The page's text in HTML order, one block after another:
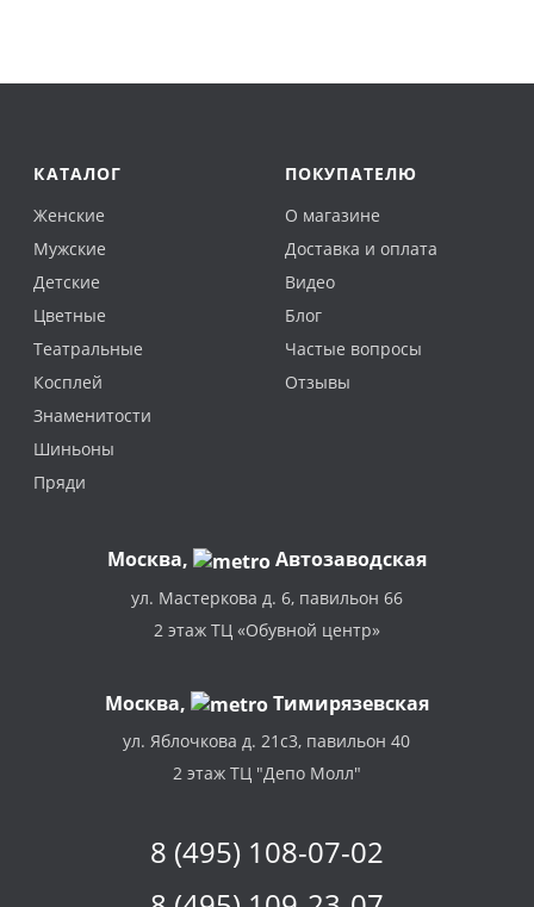
КАТАЛОГ
Женские
Мужские
Детские
Цветные
Театральные
Косплей
Знаменитости
Шиньоны
Пряди
ПОКУПАТЕЛЮ
О магазине
Доставка и оплата
Видео
Блог
Частые вопросы
Отзывы
Москва, Автозаводская
ул. Мастеркова д. 6, павильон 66
2 этаж ТЦ «Обувной центр»
Москва, Тимирязевская
ул. Яблочкова д. 21с3, павильон 40
2 этаж ТЦ "Депо Молл"
8 (495) 108-07-02